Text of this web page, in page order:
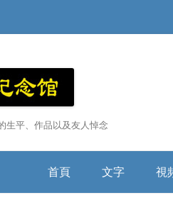
生平、作品以及友人悼念
首頁 文字 視